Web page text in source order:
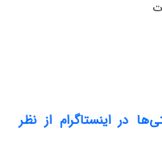
در اینستاگرام از نظر